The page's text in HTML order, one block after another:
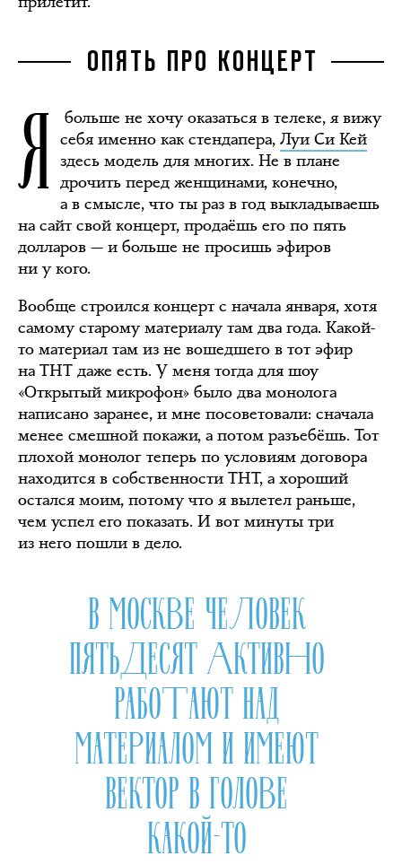
ОПЯТЬ ПРО КОНЦЕРТ
Я
больше не хочу оказаться в телеке, я вижу
себя именно как стендапера, Луи Си Кей
здесь модель для многих. Не в плане
дрочить перед женщинами, конечно,
а в смысле, что ты раз в год выкладываешь
на сайт свой концерт, продаёшь его по пять
долларов — и больше не просишь эфиров
ни у кого.
Вообще строился концерт с начала января, хотя
самому старому материалу там два года. Какой-
то материал там из не вошедшего в тот эфир
на ТНТ даже есть. У меня тогда для шоу
«Открытый микрофон» было два монолога
написано заранее, и мне посоветовали: сначала
менее смешной покажи, а потом разъебёшь. Тот
плохой монолог теперь по условиям договора
находится в собственности ТНТ, а хороший
остался моим, потому что я вылетел раньше,
чем успел его показать. И вот минуты три
из него пошли в дело.
В МОСКВЕ ЧЕЛОВЕК
ПЯТЬДЕСЯТ АКТИВНО
РАБОТАЮТ НАД
МАТЕРИАЛОМ И ИМЕЮТ
ВЕКТОР В ГОЛОВЕ
КАКОЙ-ТО